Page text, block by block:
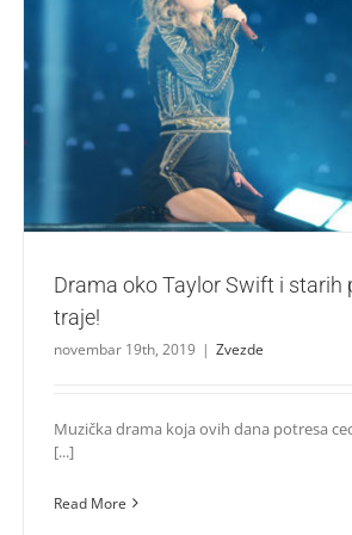
Drama oko Taylor Swift i starih
Zvezde
Drama oko Taylor Swift i starih
traje!
novembar 19th, 2019 | Zvezde
Muzička drama koja ovih dana potresa
[...]
Read More